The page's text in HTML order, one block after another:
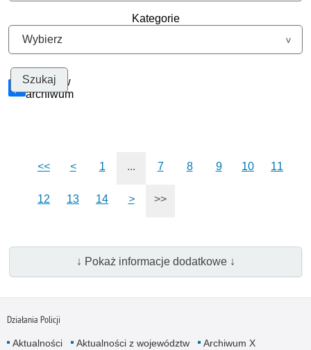
Kategorie
Szukaj w
archiwum
<< < 1 ... 7 8 9 10 11
12 13 14 > >>
↓ Pokaż informacje dodatkowe ↓
Działania Policji
Aktualności Aktualności z województw
Archiwum X